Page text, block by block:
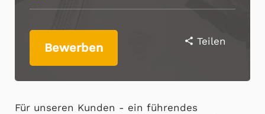
share Teilen
Bewerben
Für unseren Kunden - ein führendes